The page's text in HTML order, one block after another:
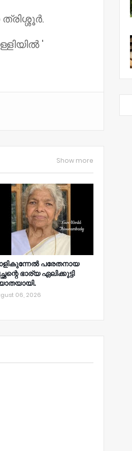
'
Show more
പരേതനായ
ഭാര്യ ഏലിക്കുട്ടി
06, 2026